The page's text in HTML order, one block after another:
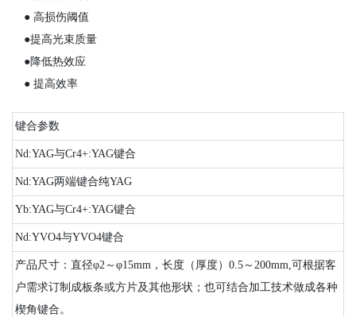
● 高损伤阈值
●提高光束质量
●降低热效应
● 提高效率
键合参数
Nd:YAG与Cr4+:YAG键合
Nd:YAG两端键合纯YAG
Yb:YAG与Cr4+:YAG键合
Nd:YVO4与YVO4键合
产品尺寸：直径φ2～φ15mm，长度（厚度）0.5～200mm,可根据客
户需求订制成板条或方片及其他形状；也可结合加工技术做成各种
楔角键合。